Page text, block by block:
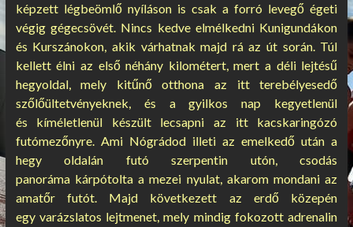
képzett légbeömlő nyíláson is csak a forró levegő égeti
végig gégecsövét. Nincs kedve elmélkedni Kunigundákon
és Kurszánokon, akik várhatnak majd rá az út során. Túl
kellett élni az első néhány kilométert, mert a déli lejtésű
hegyoldal, mely kitűnő otthona az itt terebélyesedő
szőlőültetvényeknek, és a gyilkos nap kegyetlenül
és kíméletlenül készült lecsapni az itt kacskaringózó
futómezőnyre. Ami Nógrádod illeti az emelkedő után a
hegy oldalán futó szerpentin utón, csodás
panoráma kárpótolta a mezei nyulat, akarom mondani az
amatőr futót. Majd következett az erdő közepén
egy varázslatos lejtmenet, mely mindig fokozott adrenalin